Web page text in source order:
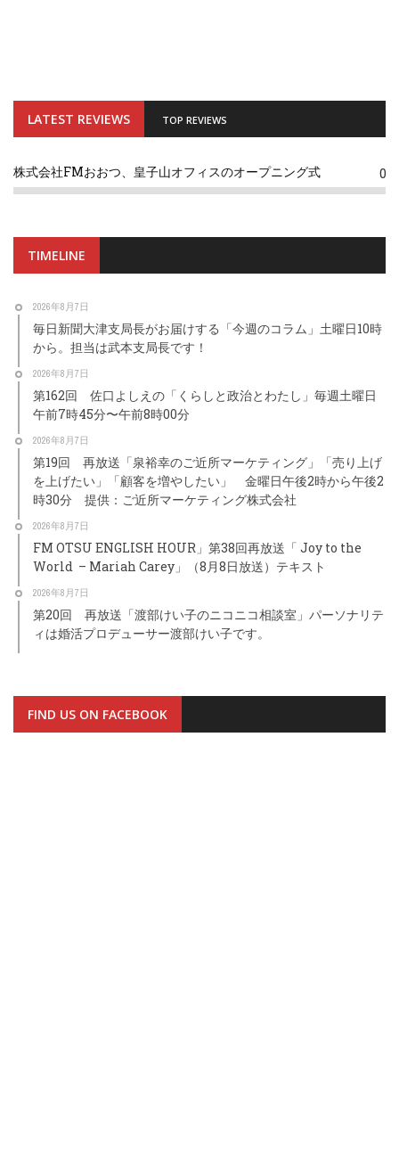
LATEST REVIEWS TOP REVIEWS
株式会社FMおおつ、皇子山オフィスのオープニング式 0
TIMELINE
2026年8月7日
毎日新聞大津支局長がお届けする「今週のコラム」土曜日10時
から。担当は武本支局長です！
2026年8月7日
第162回 佐口よしえの「くらしと政治とわたし」毎週土曜日
午前7時45分〜午前8時00分
2026年8月7日
第19回 再放送「泉裕幸のご近所マーケティング」「売り上げ
を上げたい」「顧客を増やしたい」 金曜日午後2時から午後2
時30分 提供：ご近所マーケティング株式会社
2026年8月7日
FM OTSU ENGLISH HOUR」第38回再放送「 Joy to the
World – Mariah Carey」（8月8日放送）テキスト
2026年8月7日
第20回 再放送「渡部けい子のニコニコ相談室」パーソナリテ
ィは婚活プロデューサー渡部けい子です。
FIND US ON FACEBOOK